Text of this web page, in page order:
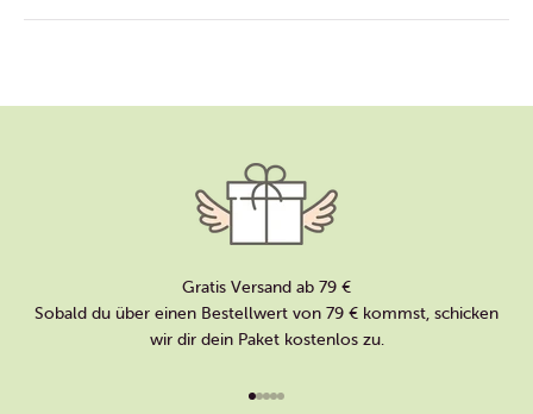
Gratis Versand ab 79 €
Sobald du über einen Bestellwert von 79 € kommst, schicken
wir dir dein Paket kostenlos zu.